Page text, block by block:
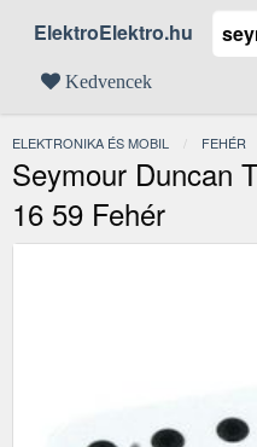
ElektroElektro.hu
Kedvencek
ELEKTRONIKA ÉS MOBIL FEHÉR
Seymour Duncan
16 59 Fehér